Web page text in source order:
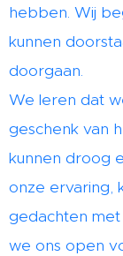
hebben. Wij
kunnen
doorgaan.
We leren dat
geschenk van
kunnen droog
onze ervaring,
gedachten
we ons open